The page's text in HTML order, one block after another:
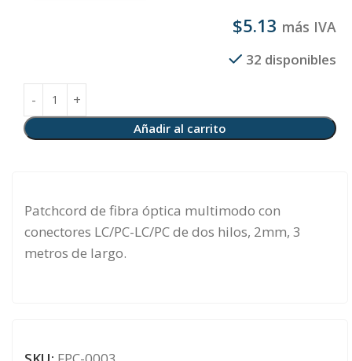
$5.13 más IVA
32 disponibles
Añadir al carrito
Patchcord de fibra óptica multimodo con
conectores LC/PC-LC/PC de dos hilos, 2mm, 3
metros de largo.